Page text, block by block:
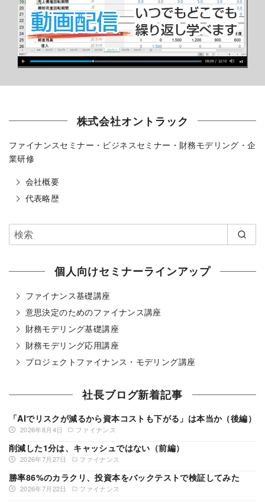
株式会社オントラック
ファイナンスセミナー・ビジネスセミナー・財務モデリング・企
業研修
会社概要
代表略歴
個人向けセミナーラインアップ
ファイナンス基礎講座
意思決定のためのファイナンス講座
財務モデリング基礎講座
財務モデリング応用講座
プロジェクトファイナンス・モデリング講座
社長ブログ新着記事
2026年8月4日 ファイナンス
「AIでリスクが減るから資本コストも下がる」は本当か（後編）
2026年7月27日 ファイナンス
削減した1分は、キャッシュではない（前編）
2026年7月22日 ファイナンス
勝率86%のカラクリ、投資本をバックテストで検証してみた